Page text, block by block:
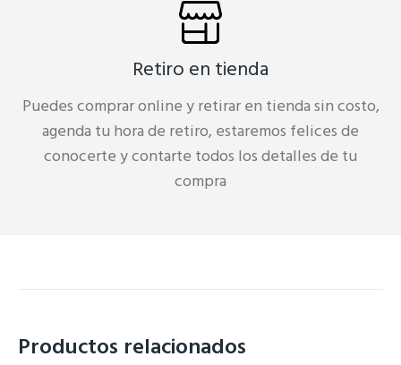
Retiro en tienda
Puedes comprar online y retirar en tienda sin costo,
agenda tu hora de retiro, estaremos felices de
conocerte y contarte todos los detalles de tu
compra
Productos relacionados